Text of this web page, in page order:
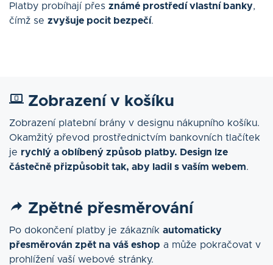
Platby probíhají přes známé prostředí vlastní banky,
čímž se zvyšuje pocit bezpečí.
Zobrazení v košíku
Zobrazení platební brány v designu nákupního košíku.
Okamžitý převod prostřednictvím bankovních tlačítek
je rychlý a oblíbený způsob platby. Design lze
částečně přizpůsobit tak, aby ladil s vaším webem.
Zpětné přesměrování
Po dokončení platby je zákazník automaticky
přesměrován zpět na váš eshop a může pokračovat v
prohlížení vaší webové stránky.